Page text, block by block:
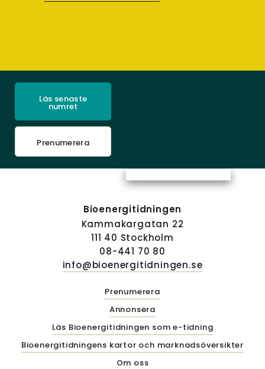
Läs senaste
numret
Prenumerera
Bioenergitidningen
Kammakargatan 22
111 40 Stockholm
08-441 70 80
info@bioenergitidningen.se
Prenumerera
Annonsera
Läs Bioenergitidningen som e-tidning
Bioenergitidningens kartor och marknadsöversikter
Om oss